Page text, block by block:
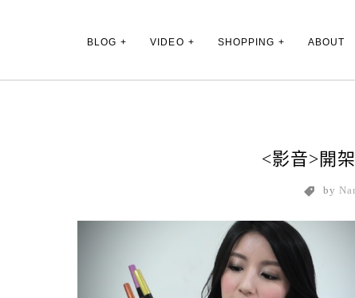
Main Menu
BLOG VIDEO SHOPPING ABOUT
<影音>開
by